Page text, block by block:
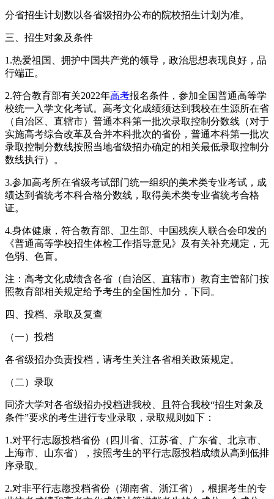
分省招生计划数以各省级招办公布的院校招生计划为准。
三、招生对象及条件
1.热爱祖国、拥护中国共产党的领导，政治思想表现良好，品
行端正。
2.符合教育部有关2022年高考报名条件，参加全国普通高等学
校统一入学文化考试。高考文化成绩须达到我校在生源所在省
（自治区、直辖市）普通本科第一批次录取控制分数线（对于
实施高考综合改革及合并本科批次的省份，普通本科第一批次
录取控制分数线按照当地省级招办确定的相关最低录取控制分
数线执行）。
3.参加高考所在省级考试部门统一组织的美术类专业考试，成
绩达到省统考本科合格分数线，取得美术类专业省统考合格
证。
4.身体健康，符合教育部、卫生部、中国残疾人联合会印发的
《普通高等学校招生体检工作指导意见》及有关补充规定，无
色弱、色盲。
注：高考文化成绩含各省（自治区、直辖市）教育主管部门按
照教育部相关规定给予考生的全国性加分，下同。
四、投档、录取及复查
（一）投档
各省级招办负责投档，请考生关注各省相关政策规定。
（二）录取
同济大学对各省级招办投档进我校、且符合我校“招生对象及
条件”要求的考生进行专业录取，录取规则如下：
1.对平行志愿投档省份（四川省、江苏省、广东省、北京市、
上海市、山东省），按照考生的平行志愿投档成绩从高到低排
序录取。
2.对非平行志愿投档省份（湖南省、浙江省），根据考生的专